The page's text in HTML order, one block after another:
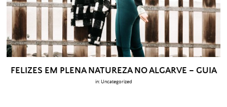
FELIZES EM PLENA NATUREZA NO ALGARVE – GUIA
in: Uncategorized